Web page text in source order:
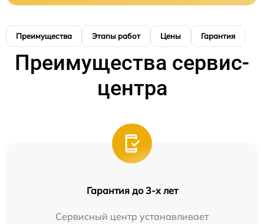
Преимущества Этапы работ Цены Гарантия
Преимущества сервис-
центра
Гарантия до 3-х лет
Сервисный центр устанавливает